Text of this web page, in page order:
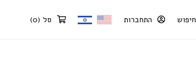
סל (
0
) התחברות חיפוש